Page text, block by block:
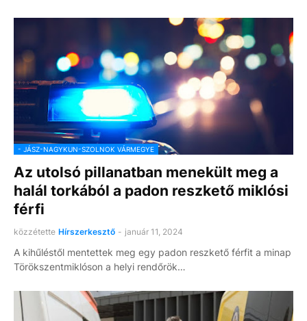
- JÁSZ-NAGYKUN-SZOLNOK VÁRMEGYE
Az utolsó pillanatban menekült meg a
halál torkából a padon reszkető miklósi
férfi
közzétette Hírszerkesztő - január 11, 2024
A kihűléstől mentettek meg egy padon reszkető férfit a minap
Törökszentmiklóson a helyi rendőrök…